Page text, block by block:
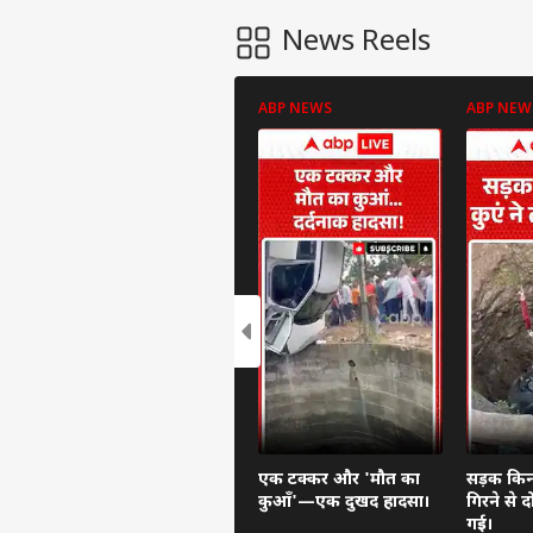
News Reels
ABP NEWS
एक टक्कर और 'मौत का
कुआँ'—एक दुखद हादसा।
ABP
सड़क
गिरने से
गई।